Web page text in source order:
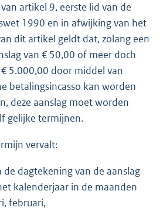
artikel 9, eerste lid van de
1990 en in afwijking van het
dit artikel geldt dat, zolang een
van € 50,00 of meer doch
5.000,00 door middel van
betalingsincasso kan worden
deze aanslag moet worden
gelijke termijnen.
vervalt:
de dagtekening van de aanslag
kalenderjaar in de maanden
februari,